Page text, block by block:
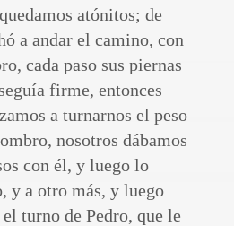
atónitos; de
a andar el camino, con
cada paso sus piernas
firme, entonces
a turnarnos el peso
nosotros dábamos
con él, y luego lo
y a otro más, y luego
turno de Pedro, que le